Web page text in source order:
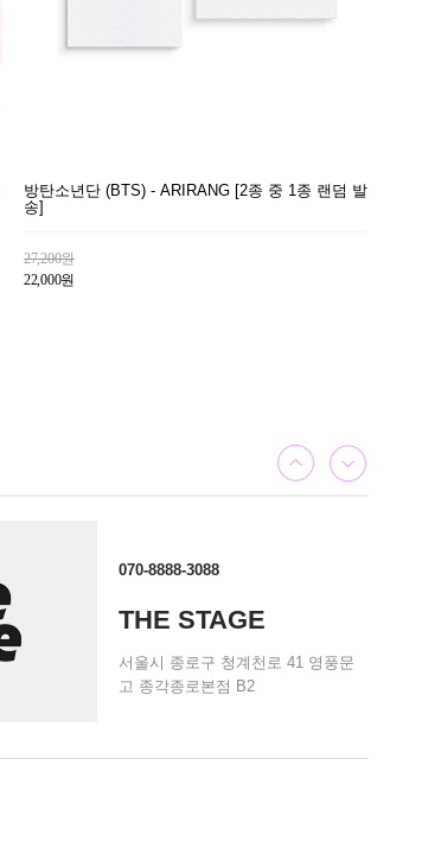
방탄소년단 (BTS) - ARIRANG [2종 중 1종 랜덤 발
송]
27,200원
22,000원
070-8888-3088
THE STAGE
서울시 종로구 청계천로 41 영풍문
고 종각종로본점 B2